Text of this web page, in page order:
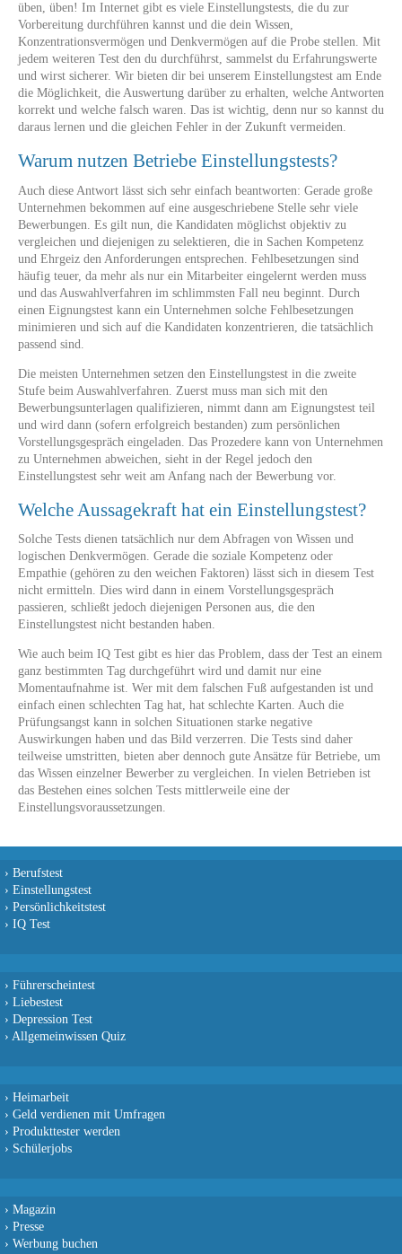
üben, üben! Im Internet gibt es viele Einstellungstests, die du zur
Vorbereitung durchführen kannst und die dein Wissen,
Konzentrationsvermögen und Denkvermögen auf die Probe stellen. Mit
jedem weiteren Test den du durchführst, sammelst du Erfahrungswerte
und wirst sicherer. Wir bieten dir bei unserem Einstellungstest am Ende
die Möglichkeit, die Auswertung darüber zu erhalten, welche Antworten
korrekt und welche falsch waren. Das ist wichtig, denn nur so kannst du
daraus lernen und die gleichen Fehler in der Zukunft vermeiden.
Warum nutzen Betriebe Einstellungstests?
Auch diese Antwort lässt sich sehr einfach beantworten: Gerade große
Unternehmen bekommen auf eine ausgeschriebene Stelle sehr viele
Bewerbungen. Es gilt nun, die Kandidaten möglichst objektiv zu
vergleichen und diejenigen zu selektieren, die in Sachen Kompetenz
und Ehrgeiz den Anforderungen entsprechen. Fehlbesetzungen sind
häufig teuer, da mehr als nur ein Mitarbeiter eingelernt werden muss
und das Auswahlverfahren im schlimmsten Fall neu beginnt. Durch
einen Eignungstest kann ein Unternehmen solche Fehlbesetzungen
minimieren und sich auf die Kandidaten konzentrieren, die tatsächlich
passend sind.
Die meisten Unternehmen setzen den Einstellungstest in die zweite
Stufe beim Auswahlverfahren. Zuerst muss man sich mit den
Bewerbungsunterlagen qualifizieren, nimmt dann am Eignungstest teil
und wird dann (sofern erfolgreich bestanden) zum persönlichen
Vorstellungsgespräch eingeladen. Das Prozedere kann von Unternehmen
zu Unternehmen abweichen, sieht in der Regel jedoch den
Einstellungstest sehr weit am Anfang nach der Bewerbung vor.
Welche Aussagekraft hat ein Einstellungstest?
Solche Tests dienen tatsächlich nur dem Abfragen von Wissen und
logischen Denkvermögen. Gerade die soziale Kompetenz oder
Empathie (gehören zu den weichen Faktoren) lässt sich in diesem Test
nicht ermitteln. Dies wird dann in einem Vorstellungsgespräch
passieren, schließt jedoch diejenigen Personen aus, die den
Einstellungstest nicht bestanden haben.
Wie auch beim IQ Test gibt es hier das Problem, dass der Test an einem
ganz bestimmten Tag durchgeführt wird und damit nur eine
Momentaufnahme ist. Wer mit dem falschen Fuß aufgestanden ist und
einfach einen schlechten Tag hat, hat schlechte Karten. Auch die
Prüfungsangst kann in solchen Situationen starke negative
Auswirkungen haben und das Bild verzerren. Die Tests sind daher
teilweise umstritten, bieten aber dennoch gute Ansätze für Betriebe, um
das Wissen einzelner Bewerber zu vergleichen. In vielen Betrieben ist
das Bestehen eines solchen Tests mittlerweile eine der
Einstellungsvoraussetzungen.
› Berufstest
› Einstellungstest
› Persönlichkeitstest
› IQ Test
› Führerscheintest
› Liebestest
› Depression Test
› Allgemeinwissen Quiz
› Heimarbeit
› Geld verdienen mit Umfragen
› Produkttester werden
› Schülerjobs
› Magazin
› Presse
› Werbung buchen